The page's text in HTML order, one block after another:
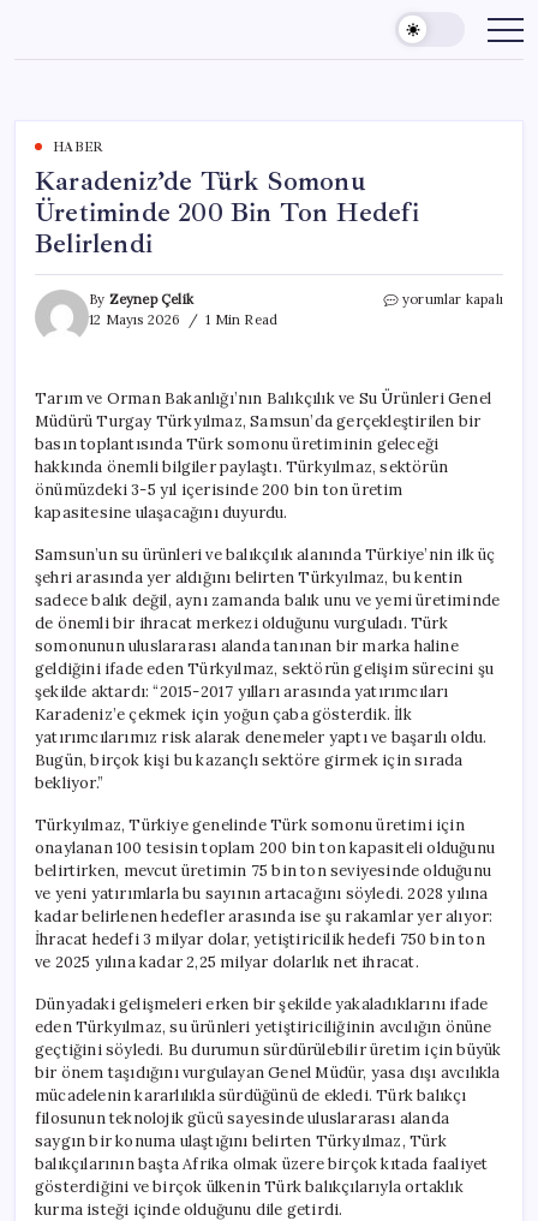
content
HABER
Karadeniz’de Türk Somonu
Üretiminde 200 Bin Ton Hedefi
Belirlendi
By Zeynep Çelik
12 Mayıs 2026
1 Min Read
Karadeniz’de
Bin
Ton
Hedefi
Belirlendi
yorumlar kapalı
Tarım ve Orman Bakanlığı’nın Balıkçılık ve Su Ürünleri Genel
Müdürü Turgay Türkyılmaz, Samsun’da gerçekleştirilen bir
basın toplantısında Türk somonu üretiminin geleceği
hakkında önemli bilgiler paylaştı. Türkyılmaz, sektörün
önümüzdeki 3-5 yıl içerisinde 200 bin ton üretim
kapasitesine ulaşacağını duyurdu.
Samsun’un su ürünleri ve balıkçılık alanında Türkiye’nin ilk üç
şehri arasında yer aldığını belirten Türkyılmaz, bu kentin
sadece balık değil, aynı zamanda balık unu ve yemi üretiminde
de önemli bir ihracat merkezi olduğunu vurguladı. Türk
somonunun uluslararası alanda tanınan bir marka haline
geldiğini ifade eden Türkyılmaz, sektörün gelişim sürecini şu
şekilde aktardı: “2015-2017 yılları arasında yatırımcıları
Karadeniz’e çekmek için yoğun çaba gösterdik. İlk
yatırımcılarımız risk alarak denemeler yaptı ve başarılı oldu.
Bugün, birçok kişi bu kazançlı sektöre girmek için sırada
bekliyor.”
Türkyılmaz, Türkiye genelinde Türk somonu üretimi için
onaylanan 100 tesisin toplam 200 bin ton kapasiteli olduğunu
belirtirken, mevcut üretimin 75 bin ton seviyesinde olduğunu
ve yeni yatırımlarla bu sayının artacağını söyledi. 2028 yılına
kadar belirlenen hedefler arasında ise şu rakamlar yer alıyor:
İhracat hedefi 3 milyar dolar, yetiştiricilik hedefi 750 bin ton
ve 2025 yılına kadar 2,25 milyar dolarlık net ihracat.
Dünyadaki gelişmeleri erken bir şekilde yakaladıklarını ifade
eden Türkyılmaz, su ürünleri yetiştiriciliğinin avcılığın önüne
geçtiğini söyledi. Bu durumun sürdürülebilir üretim için büyük
bir önem taşıdığını vurgulayan Genel Müdür, yasa dışı avcılıkla
mücadelenin kararlılıkla sürdüğünü de ekledi. Türk balıkçı
filosunun teknolojik gücü sayesinde uluslararası alanda
saygın bir konuma ulaştığını belirten Türkyılmaz, Türk
balıkçılarının başta Afrika olmak üzere birçok kıtada faaliyet
gösterdiğini ve birçok ülkenin Türk balıkçılarıyla ortaklık
kurma isteği içinde olduğunu dile getirdi.